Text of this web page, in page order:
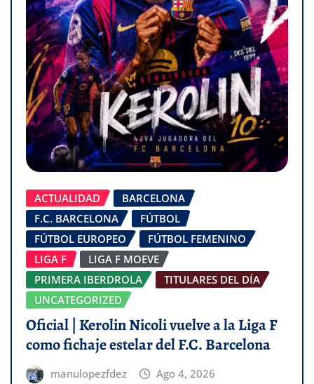
ACTUALIDAD
BARCELONA
F.C. BARCELONA
FÚTBOL
FÚTBOL EUROPEO
FÚTBOL FEMENINO
LIGA F
LIGA F MOEVE
PRIMERA IBERDROLA
TITULARES DEL DÍA
UNCATEGORIZED
Oficial | Kerolin Nicoli vuelve a la Liga F
como fichaje estelar del F.C. Barcelona
manulopezfdez Ago 4, 2026